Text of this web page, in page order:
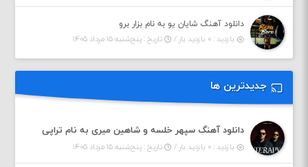
دانلود آهنگ شایان یو به نام بزار برو
بازدید : ۰ بازدید بار /
تاریخ : پنج‌شنبه ۱۵ مرداد ۱۴۰۵
جدیدترین ها
دانلود آهنگ سپهر خلسه و شاهین میری به نام تراپی
بازدید : ۰ بازدید بار / تاریخ : پنج‌شنبه ۱۵ مرداد ۱۴۰۵